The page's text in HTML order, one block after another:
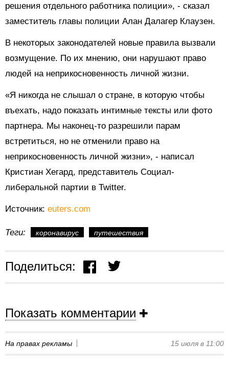
решения отдельного работника полиции», - сказал
заместитель главы полиции Алан Далагер Клаузен.
В некоторых законодателей новые правила вызвали
возмущение. По их мнению, они нарушают право
людей на неприкосновенность личной жизни.
«Я никогда не слышал о стране, в которую чтобы
въехать, надо показать интимные тексты или фото
партнера. Мы наконец-то разрешили парам
встретиться, но не отменили право на
неприкосновенность личной жизни», - написал
Кристиан Хегард, представитель Социал-
либеральной партии в Twitter.
Источник: euters.com
Теги: коронавирус путешествия
Поделиться:
Показать комментарии
На правах рекламы 15 июля в 11:00